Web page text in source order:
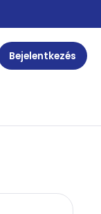
Bejelentkezés